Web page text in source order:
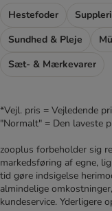
Hestefoder
Sundhed & Pleje
Sæt- & Mærkevarer
*Vejl. pris = Vejledende
"Normalt" = Den laveste
zooplus forbeholder sig
markedsføring af egne,
tid gøre indsigelse
almindelige
kundeservice. Yderligere